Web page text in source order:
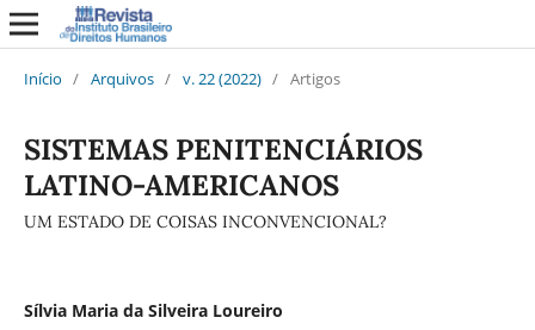
Início / Arquivos / v. 22 (2022) / Artigos
SISTEMAS PENITENCIÁRIOS
LATINO-AMERICANOS
UM ESTADO DE COISAS INCONVENCIONAL?
Sílvia Maria da Silveira Loureiro